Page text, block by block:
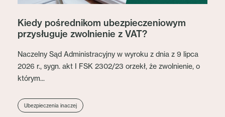
Kiedy pośrednikom ubezpieczeniowym
przysługuje zwolnienie z VAT?
Naczelny Sąd Administracyjny w wyroku z dnia z 9 lipca
2026 r., sygn. akt I FSK 2302/23 orzekł, że zwolnienie, o
którym...
Ubezpieczenia inaczej